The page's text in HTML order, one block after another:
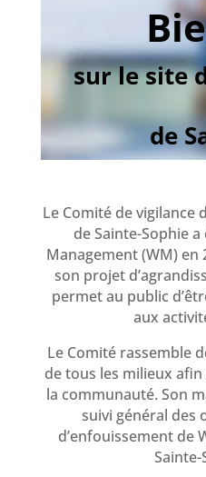
sur le site
de
Le Comité de vigilance
de Sainte-Sophie
Management (WM) en
son projet
permet au public
aux
Le Comité rassemble
de tous les milieux
la communauté. Son
suivi général des
d’enfouissement de
Sainte-